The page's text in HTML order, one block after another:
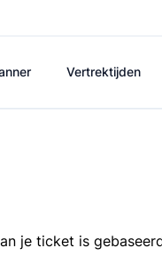
Vertrektijden
je ticket is